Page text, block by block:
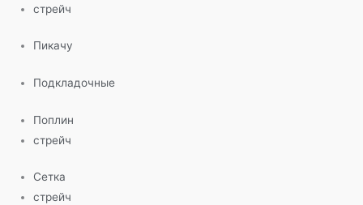
стрейч
Пикачу
Подкладочные
Поплин
стрейч
Сетка
стрейч